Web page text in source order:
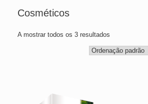
Cosméticos
A mostrar todos os 3 resultados